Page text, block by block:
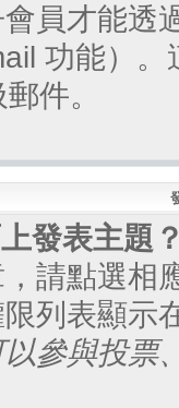
員才能透
功能）
件。
發表主題
請點選相
列表顯示
參與投票